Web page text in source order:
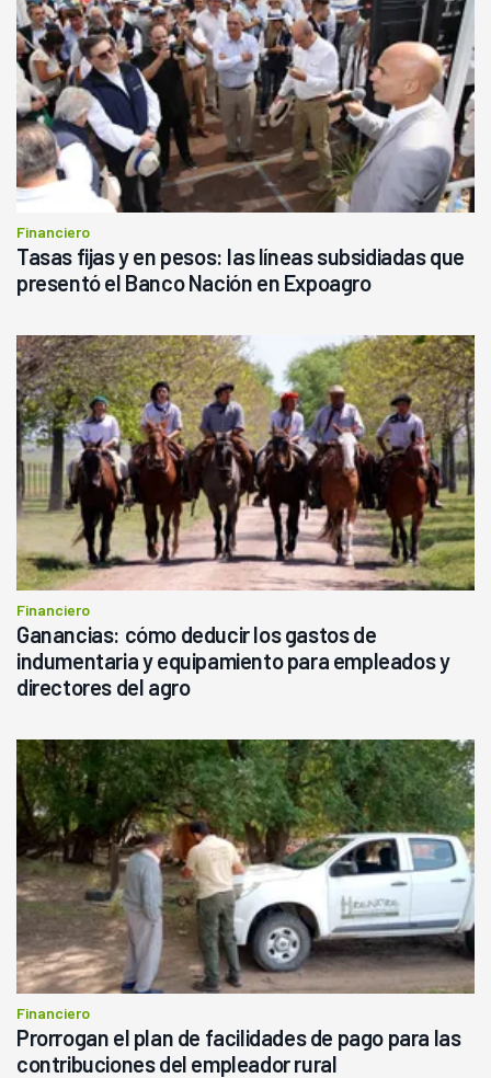
Financiero
Tasas fijas y en pesos: las líneas subsidiadas que
presentó el Banco Nación en Expoagro
Financiero
Ganancias: cómo deducir los gastos de
indumentaria y equipamiento para empleados y
directores del agro
Financiero
Prorrogan el plan de facilidades de pago para las
contribuciones del empleador rural